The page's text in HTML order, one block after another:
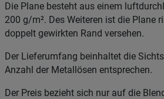
Die Plane besteht aus einem
200 g/m². Des Weiteren ist die
doppelt gewirkten Rand versehen.
Der Lieferumfang beinhaltet die
Anzahl der Metallösen entsprechen.
Der Preis bezieht sich nur auf die